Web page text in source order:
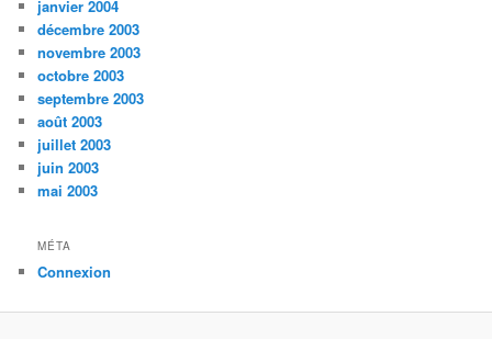
janvier 2004
décembre 2003
novembre 2003
octobre 2003
septembre 2003
août 2003
juillet 2003
juin 2003
mai 2003
MÉTA
Connexion